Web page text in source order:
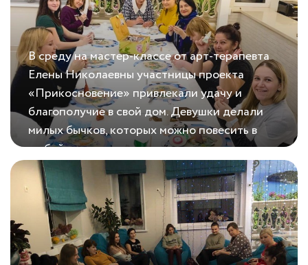
Бычок на удачу
В среду на мастер-классе от арт-терапевта
Елены Николаевны участницы проекта
«Прикосновение» привлекали удачу и
благополучие в свой дом. Девушки делали
милых бычков, которых можно повесить в
любой части квартиры....